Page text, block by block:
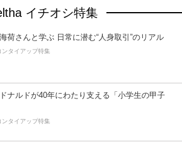
イチオシ特集
荷さんと学ぶ 日常に潜む“人身取引”のリアル
ンタイアップ特集
ナルドが40年にわたり支える「小学生の甲子
ンタイアップ特集